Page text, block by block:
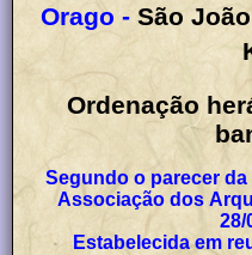
Orago - São
Ordenação
Segundo o parecer
Associação dos
28/
Estabelecida em